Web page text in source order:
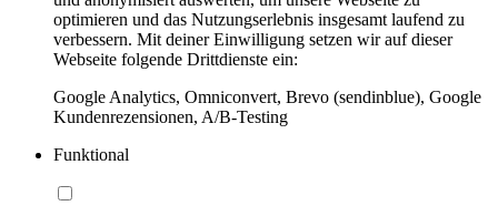
optimieren und das Nutzungserlebnis insgesamt laufend zu
verbessern. Mit deiner Einwilligung setzen wir auf dieser
Webseite folgende Drittdienste ein:
Google Analytics, Omniconvert, Brevo (sendinblue), Google
Kundenrezensionen, A/B-Testing
Funktional